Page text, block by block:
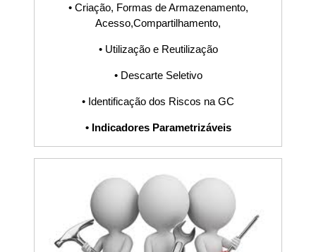
• Criação, Formas de Armazenamento,
Acesso,Compartilhamento,
• ​Utilização e Reutilização
• Descarte Seletivo
• Identificação dos Riscos na GC
• Indicadores Parametrizáveis
Prevenção,
Avaliação, Falha
Interna, Falha
Externa, Gráficos,
Indicadores, KPI,
Análise Crítica,